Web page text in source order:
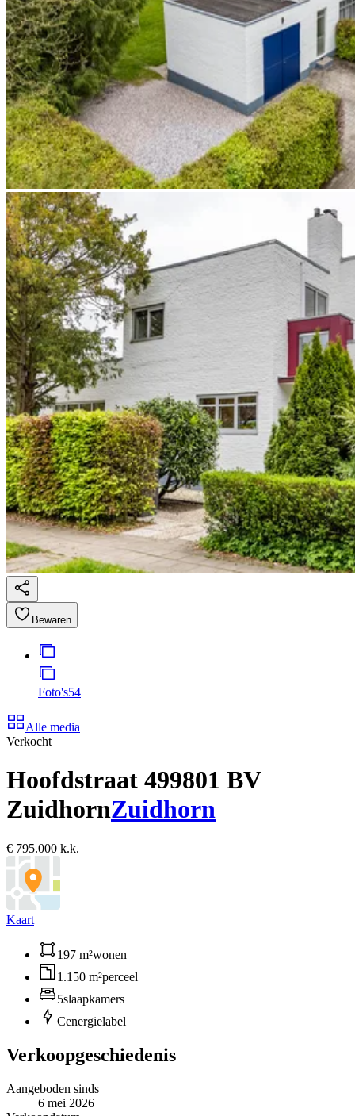
Bewaren
Foto's54
Alle media
Verkocht
Hoofdstraat 499801 BV
ZuidhornZuidhorn
€ 795.000 k.k.
Kaart
197 m²wonen
1.150 m²perceel
5slaapkamers
Cenergielabel
Verkoopgeschiedenis
Aangeboden sinds
6 mei 2026